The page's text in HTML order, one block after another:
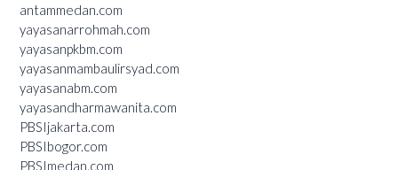
antammedan.com
yayasanarrohmah.com
yayasanpkbm.com
yayasanmambaulirsyad.com
yayasanabm.com
yayasandharmawanita.com
PBSIjakarta.com
PBSIbogor.com
PBSImedan.com